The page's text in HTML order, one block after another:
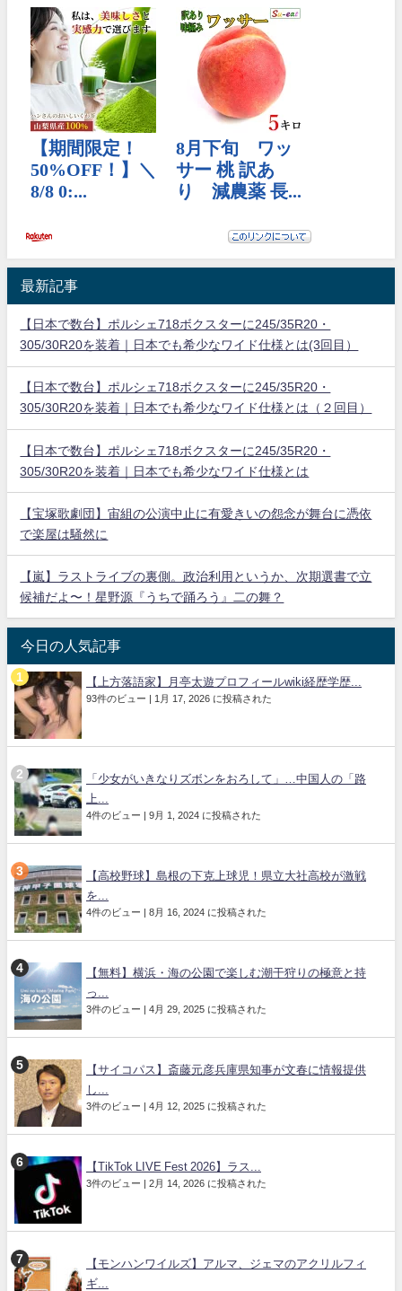
最新記事
【日本で数台】ポルシェ718ボクスターに245/35R20・
305/30R20を装着｜日本でも希少なワイド仕様とは(3回目）
【日本で数台】ポルシェ718ボクスターに245/35R20・
305/30R20を装着｜日本でも希少なワイド仕様とは（２回目）
【日本で数台】ポルシェ718ボクスターに245/35R20・
305/30R20を装着｜日本でも希少なワイド仕様とは
【宝塚歌劇団】宙組の公演中止に有愛きいの怨念が舞台に憑依
で楽屋は騒然に
【嵐】ラストライブの裏側。政治利用というか、次期選書で立
候補だよ〜！星野源『うちで踊ろう』二の舞？
今日の人気記事
【上方落語家】月亭太遊プロフィールwiki経歴学歴...
93件のビュー | 1月 17, 2026 に投稿された
「少女がいきなりズボンをおろして」…中国人の「路
上...
4件のビュー | 9月 1, 2024 に投稿された
【高校野球】島根の下克上球児！県立大社高校が激戦
を...
4件のビュー | 8月 16, 2024 に投稿された
【無料】横浜・海の公園で楽しむ潮干狩りの極意と持
っ...
3件のビュー | 4月 29, 2025 に投稿された
【サイコパス】斎藤元彦兵庫県知事が文春に情報提供
し...
3件のビュー | 4月 12, 2025 に投稿された
【TikTok LIVE Fest 2026】ラス...
3件のビュー | 2月 14, 2026 に投稿された
【モンハンワイルズ】アルマ、ジェマのアクリルフィ
ギ...